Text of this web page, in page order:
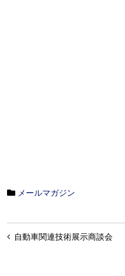
メールマガジン
投自動車関連技術展示商談会